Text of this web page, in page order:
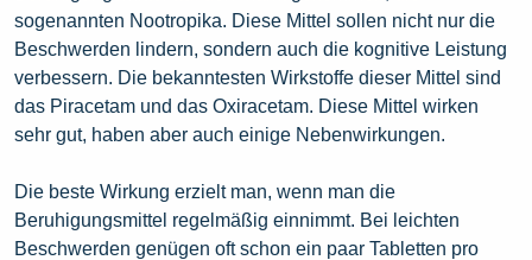
sogenannten Nootropika. Diese Mittel sollen nicht nur die
Beschwerden lindern, sondern auch die kognitive Leistung
verbessern. Die bekanntesten Wirkstoffe dieser Mittel sind
das Piracetam und das Oxiracetam. Diese Mittel wirken
sehr gut, haben aber auch einige Nebenwirkungen.
Die beste Wirkung erzielt man, wenn man die
Beruhigungsmittel regelmäßig einnimmt. Bei leichten
Beschwerden genügen oft schon ein paar Tabletten pro